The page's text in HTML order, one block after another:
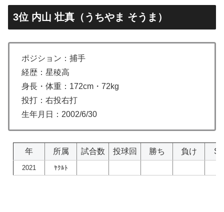
3位 内山 壮真（うちやま そうま）
ポジション：捕手
経歴：星稜高
身長・体重：172cm・72kg
投打：右投右打
生年月日：2002/6/30
年 所属 試合数 投球回 勝ち 負け S
2021 ﾔｸﾙﾄ